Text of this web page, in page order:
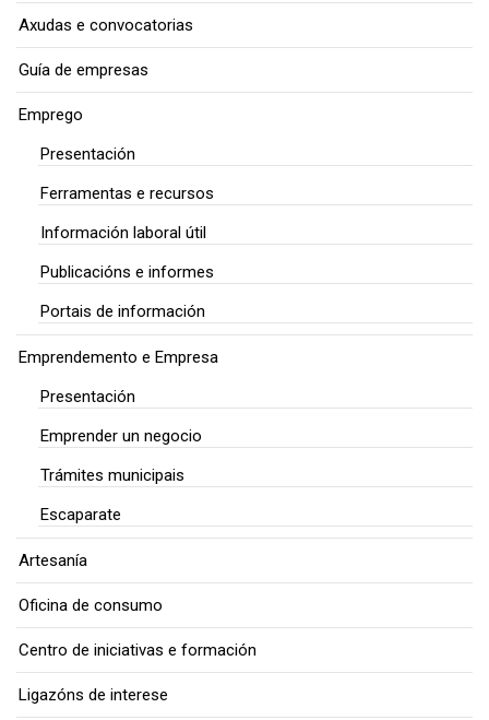
Axudas e convocatorias
Guía de empresas
Emprego
Presentación
Ferramentas e recursos
Información laboral útil
Publicacións e informes
Portais de información
Emprendemento e Empresa
Presentación
Emprender un negocio
Trámites municipais
Escaparate
Artesanía
Oficina de consumo
Centro de iniciativas e formación
Ligazóns de interese